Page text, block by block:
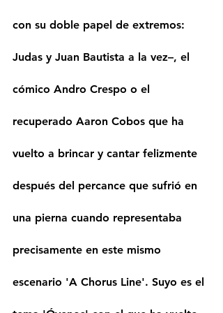
con su doble papel de extremos:
Judas y Juan Bautista a la vez–, el
cómico Andro Crespo o el
recuperado Aaron Cobos que ha
vuelto a brincar y cantar felizmente
después del percance que sufrió en
una pierna cuando representaba
precisamente en este mismo
escenario 'A Chorus Line'. Suyo es el